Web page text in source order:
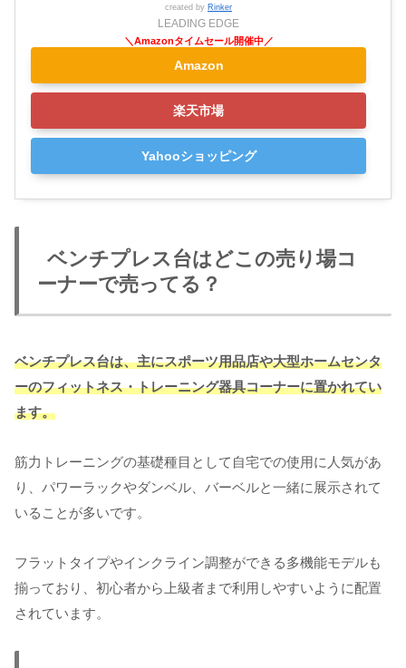
created by Rinker
LEADING EDGE
Amazon
楽天市場
Yahooショッピング
ベンチプレス台はどこの売り場コ
ーナーで売ってる？
ベンチプレス台は、主にスポーツ用品店や大型ホームセンタ
ーのフィットネス・トレーニング器具コーナーに置かれてい
ます。
筋力トレーニングの基礎種目として自宅での使用に人気があ
り、パワーラックやダンベル、バーベルと一緒に展示されて
いることが多いです。
フラットタイプやインクライン調整ができる多機能モデルも
揃っており、初心者から上級者まで利用しやすいように配置
されています。